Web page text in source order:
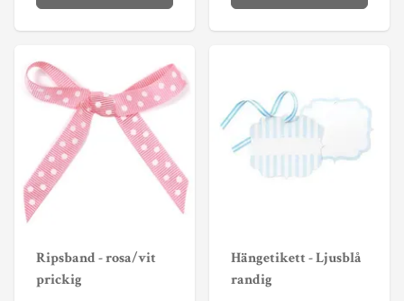
Ripsband - rosa/vit
prickig
Hängetikett - Ljusblå
randig